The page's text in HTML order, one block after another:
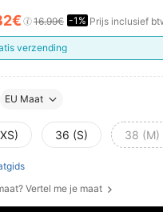
AND
16.99€ -1% Prijs inclusief
verzending
EU Maat
36 (S) 38 (M)
Vertel me je maat